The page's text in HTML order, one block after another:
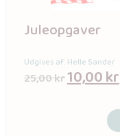
Juleopgaver
Udgives af: Helle Sander
25,00kr10,00kr